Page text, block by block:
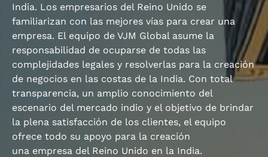
India. Los empresarios del Reino Unido se
familiarizan con las mejores vías para crear una
empresa. El equipo de VJM Global asume la
responsabilidad de ocuparse de todas las
complejidades legales y resolverlas para la creación
de negocios en las costas de la India. Con total
transparencia, un amplio conocimiento del
escenario del mercado indio y el objetivo de brindar
la plena satisfacción de los clientes, el equipo
ofrece todo su apoyo para la creación
una empresa del Reino Unido en la India.